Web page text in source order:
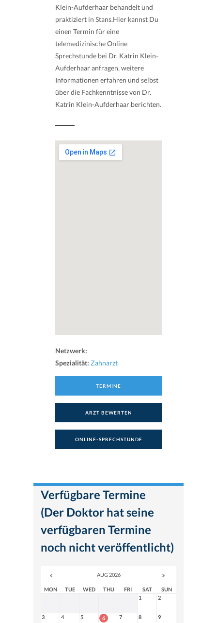
Klein-Aufderhaar behandelt und
praktiziert in Stans.Hier kannst Du
einen Termin für eine
telemedizinische Online
Sprechstunde bei Dr. Katrin Klein-
Aufderhaar anfragen, weitere
Informationen erfahren und selbst
über die Fachkenntnisse von Dr.
Katrin Klein-Aufderhaar berichten.
Netzwerk:
Spezialität: Zahnarzt
TERMINE
ARZT BEWERTEN
ONLINE-SPRECHSTUNDE
Verfügbare Termine
(Der Doktor hat seine
verfügbaren Termine
noch nicht veröffentlicht)
AUG 2026
MON TUE WED THU FRI SAT
SUN
1
2
3 4 5 6 7 8 9